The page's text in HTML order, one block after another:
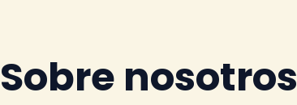
Sobre nosotros